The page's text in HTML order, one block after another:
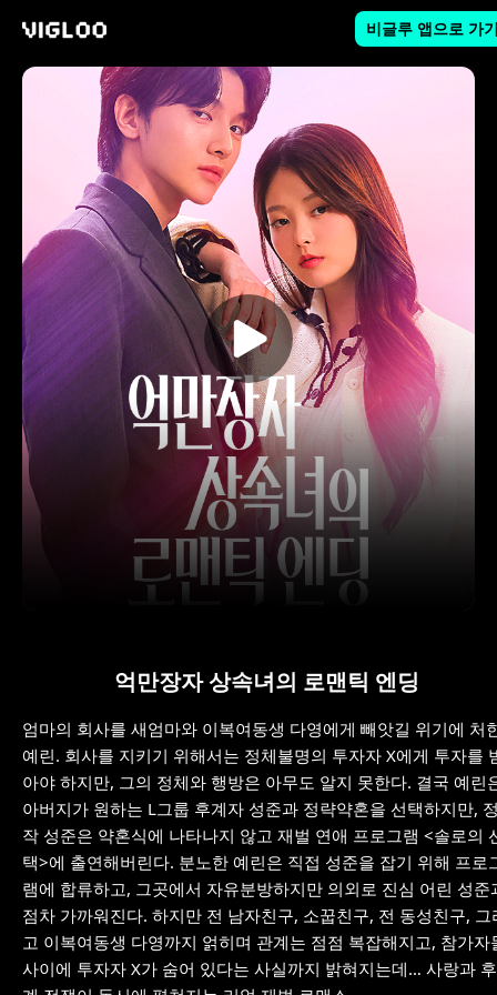
비글루 앱으로 가
억만장자 상속녀의 로맨틱 엔딩
엄마의 회사를 새엄마와 이복여동생 다영에게 빼앗길 위기에 처
예린. 회사를 지키기 위해서는 정체불명의 투자자 X에게 투자를
아야 하지만, 그의 정체와 행방은 아무도 알지 못한다. 결국 예린
아버지가 원하는 L그룹 후계자 성준과 정략약혼을 선택하지만,
작 성준은 약혼식에 나타나지 않고 재벌 연애 프로그램 <솔로의
택>에 출연해버린다. 분노한 예린은 직접 성준을 잡기 위해 프로
램에 합류하고, 그곳에서 자유분방하지만 의외로 진심 어린 성준
점차 가까워진다. 하지만 전 남자친구, 소꿉친구, 전 동성친구, 그
고 이복여동생 다영까지 얽히며 관계는 점점 복잡해지고, 참가자
사이에 투자자 X가 숨어 있다는 사실까지 밝혀지는데… 사랑과 후